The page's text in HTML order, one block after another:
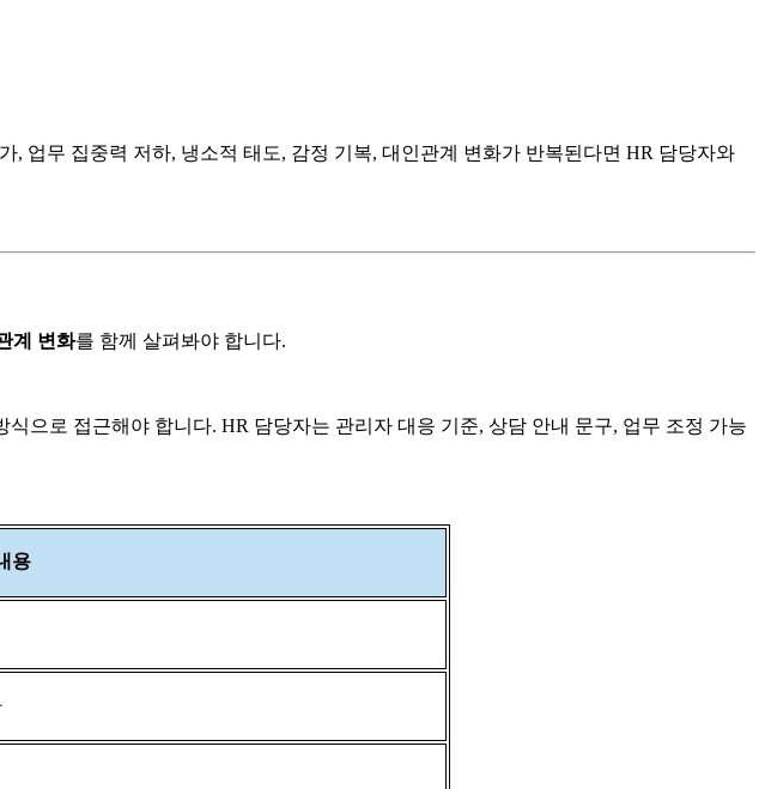
업무 집중력 저하, 냉소적 태도, 감정 기복, 대인관계 변화가 반복된다면 HR 담당자와
계 변화를 함께 살펴봐야 합니다.
으로 접근해야 합니다. HR 담당자는 관리자 대응 기준, 상담 안내 문구, 업무 조정 가능
용